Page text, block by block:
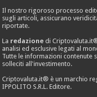
Il nostro rigoroso processo
sugli articoli, assicurano
riportate.
La redazione di
analisi ed esclusive legati al
Tutte le informazioni contenute
solleciti all'investimento.
Criptovaluta.it® è un marchio
IPPOLITO S.R.L. Editore.